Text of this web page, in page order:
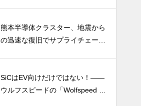
熊本半導体クラスター、地震から
の迅速な復旧でサプライチェーン
SiCはEV向けだけではない！――
ウルフスピードの「Wolfspeed G